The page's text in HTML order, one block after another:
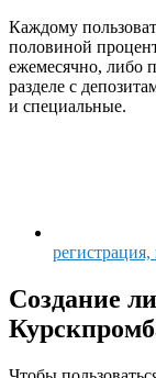
Каждому
половиной
ежемесячно, либо
разделе с
и специальные.
Создание